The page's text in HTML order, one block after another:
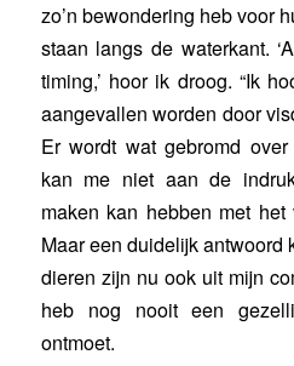
zo’n bewondering heb voor
staan langs de waterkant.
timing,’ hoor ik droog. “Ik
aangevallen worden door
Er wordt wat gebromd
kan me niet aan de
maken kan hebben met
Maar een duidelijk antwoord
dieren zijn nu ook uit mijn
heb nog nooit een
ontmoet.